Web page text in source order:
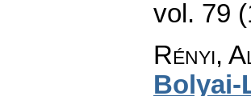
vol. 79
Rényi,
Bolyai-